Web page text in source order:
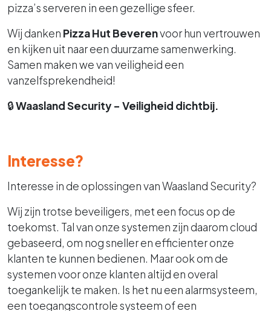
pizza’s serveren in een gezellige sfeer.
Wij danken Pizza Hut Beverenvoor hun vertrouwen
en kijken uit naar een duurzame samenwerking.
Samen maken we van veiligheid een
vanzelfsprekendheid!
🔒Waasland Security – Veiligheid dichtbij.
Interesse?
Interesse in de oplossingen van Waasland Security?
Wij zijn trotse beveiligers, met een focus op de
toekomst. Tal van onze systemen zijn daarom cloud
gebaseerd, om nog sneller en efficienter onze
klanten te kunnen bedienen. Maar ook om de
systemen voor onze klanten altijd en overal
toegankelijk te maken. Is het nu een alarmsysteem,
een toegangscontrole systeem of een